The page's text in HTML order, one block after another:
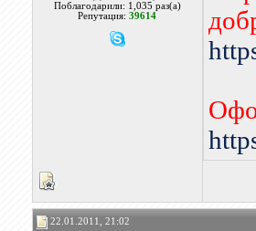
Поблагодарили: 1,035 раз(а)
Репутация:39614
22.01.2011, 21:02